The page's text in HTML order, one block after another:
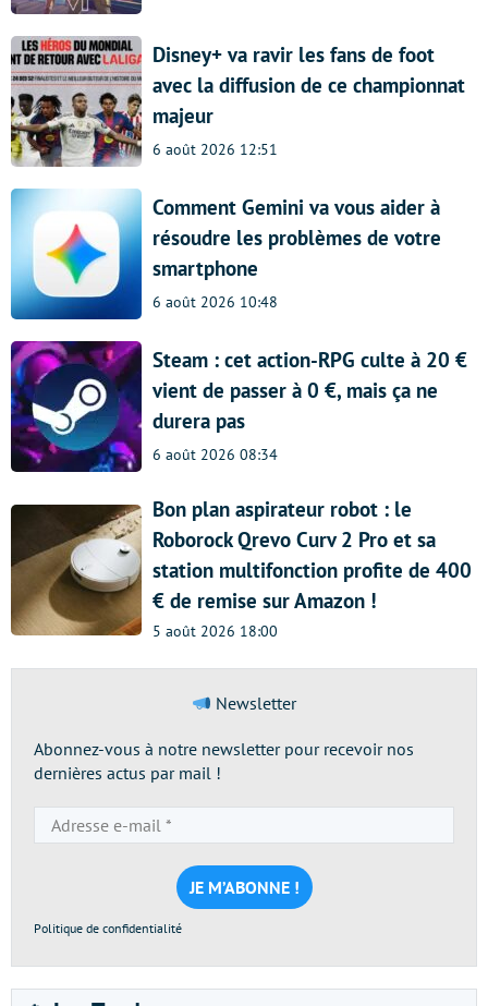
Disney+ va ravir les fans de foot
avec la diffusion de ce championnat
majeur
6 août 2026 12:51
Comment Gemini va vous aider à
résoudre les problèmes de votre
smartphone
6 août 2026 10:48
Steam : cet action-RPG culte à 20 €
vient de passer à 0 €, mais ça ne
durera pas
6 août 2026 08:34
Bon plan aspirateur robot : le
Roborock Qrevo Curv 2 Pro et sa
station multifonction profite de 400
€ de remise sur Amazon !
5 août 2026 18:00
Newsletter
Abonnez-vous à notre newsletter pour recevoir nos
dernières actus par mail !
e-
mail
*
Politique de confidentialité